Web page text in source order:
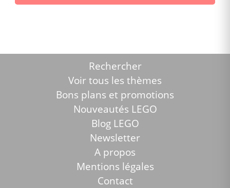
Rechercher
Voir tous les thèmes
Bons plans et promotions
Nouveautés LEGO
Blog LEGO
Newsletter
A propos
Mentions légales
Contact